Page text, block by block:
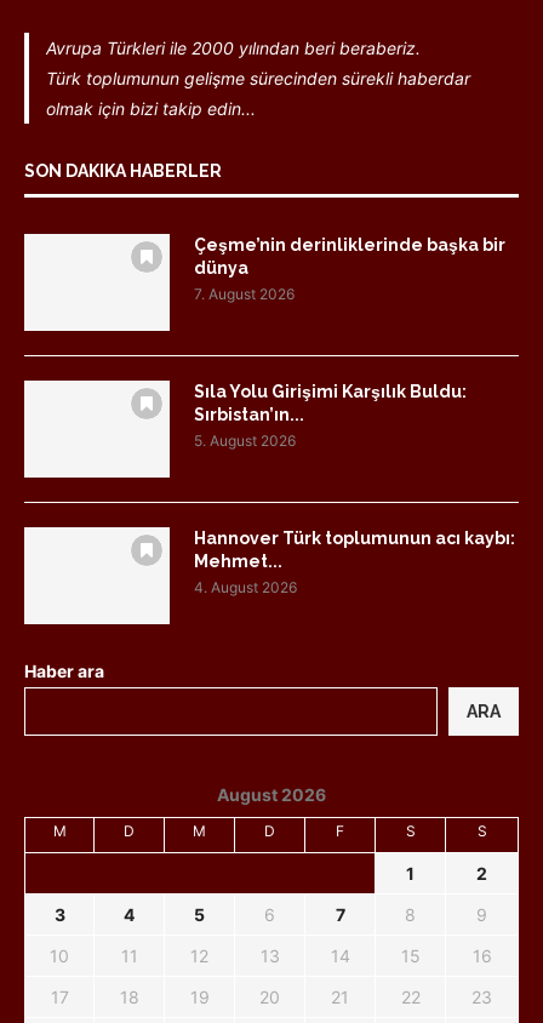
Avrupa Türkleri ile 2000 yılından beri beraberiz.
Türk toplumunun gelişme sürecinden sürekli haberdar
olmak için bizi takip edin...
SON DAKIKA HABERLER
Çeşme’nin derinliklerinde başka bir
dünya
7. August 2026
Sıla Yolu Girişimi Karşılık Buldu:
Sırbistan’ın...
5. August 2026
Hannover Türk toplumunun acı kaybı:
Mehmet...
4. August 2026
Haber ara
ARA
August 2026
M D M D F S S
1
2
3
4 5 6 7 8
9
10
11 12 13 14 15
16
17
18 19 20 21 22 23